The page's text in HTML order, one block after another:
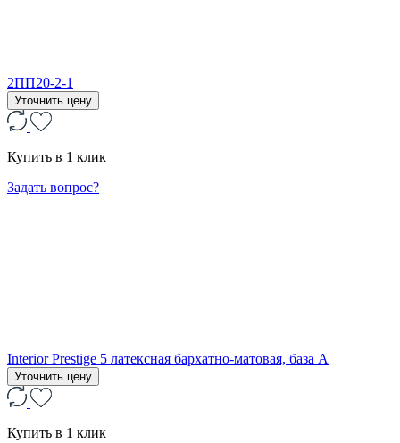
2ПП20-2-1
Уточнить цену
Купить в 1 клик
Задать вопрос?
Interior Prestige 5 латексная бархатно-матовая, база А
Уточнить цену
Купить в 1 клик